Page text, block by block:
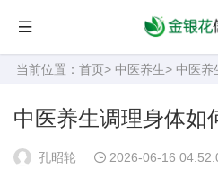
当前位置： 首页> 中医养生> 中医养
中医养生调理身体如
孔昭轮 2026-06-16